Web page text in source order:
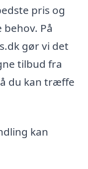
pris og
På
gør vi det
tilbud fra
du kan træffe
kan